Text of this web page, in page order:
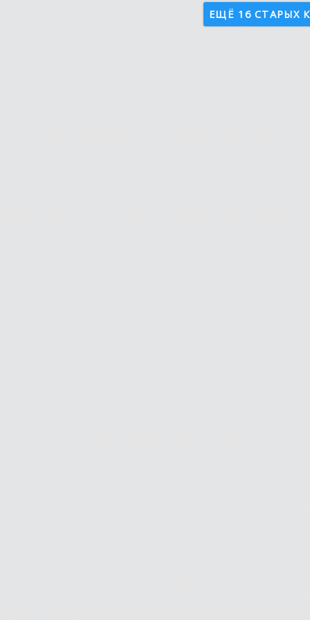
ЕЩЁ 16 СТАРЫХ